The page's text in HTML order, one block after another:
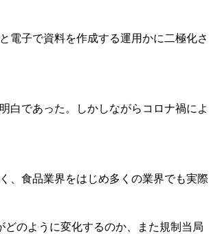
電子で資料を作成する運用かに二極化さ
白であった。しかしながらコロナ禍によ
、食品業界をはじめ多くの業界でも実際
のように変化するのか、また規制当局